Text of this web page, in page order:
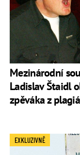
Mezinárodní
Ladislav Štaidl
zpěváka z
EXKLUZIVNĚ